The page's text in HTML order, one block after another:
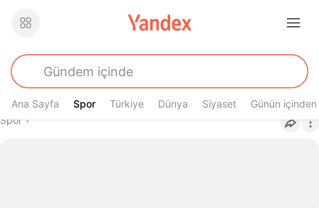
Ana Sayfa Spor
Spor Türkiye Dünya Siyaset Günün içinden
Buradasın
Spor›